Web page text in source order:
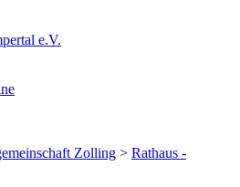
e.V.
Zolling > Rathaus -